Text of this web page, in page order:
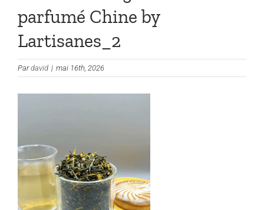
parfumé Chine by
Lartisanes_2
Pardavid | mai 16th, 2026